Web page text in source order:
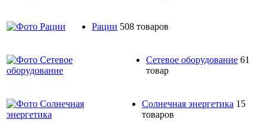
Рации 508 товаров
Сетевое оборудование 61
товар
Солнечная энергетика 15
товаров